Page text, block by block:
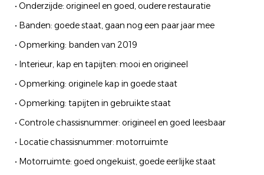
• Onderzijde: origineel en goed, oudere restauratie
• Banden: goede staat, gaan nog een paar jaar mee
• Opmerking: banden van 2019
• Interieur, kap en tapijten: mooi en origineel
• Opmerking: originele kap in goede staat
• Opmerking: tapijten in gebruikte staat
• Controle chassisnummer: origineel en goed leesbaar
• Locatie chassisnummer: motorruimte
• Motorruimte: goed ongekuist, goede eerlijke staat